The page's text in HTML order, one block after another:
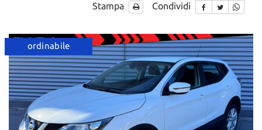
SERVIZI
FINANZIAMENTI – LEASING
ACQUISTIAMO USATO
Stampa Condividi
ordinabile